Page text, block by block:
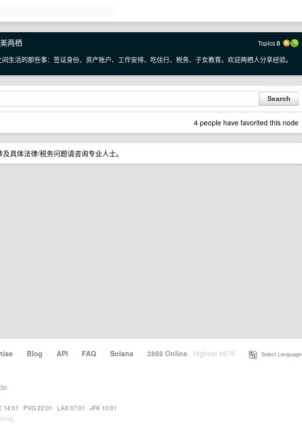
两栖 Topics0
生活的那些事：签证身份、资产账户、工作安排、吃住行、税务、子女教育。欢迎两栖人分享经验。
4 people have favorited this node
具体法律/税务问题请咨询专业人士。
· Blog · API · FAQ · Solana · 2869 Online Highest 6679 Select Language
14:01 · PVG 22:01 · LAX 07:01 · JFK 10:01